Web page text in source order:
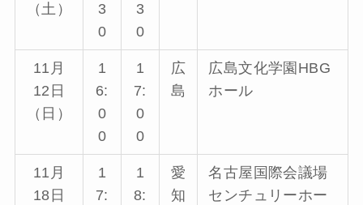
（土）
3
0
3
0
11月
12日
（日）
1
6:
0
0
1
7:
0
0
広
島
広島文化学園HBG
ホール
11月
18日
1
7:
1
8:
愛
知
名古屋国際会議場
センチュリーホー